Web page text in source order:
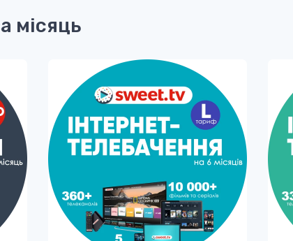
місяць